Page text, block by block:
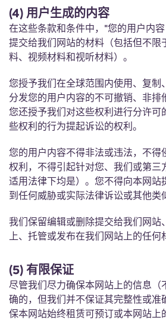
(4) 用户生成的内容
在这些条款和条件中，"您的用户内
提交给我们网站的材料（包括但不限
料、视频材料和视听材料）。
您授予我们在全球范围内使用、复制
分发您的用户内容的不可撤销、非排
您还授予我们对这些权利进行分许可
些权利的行为提起诉讼的权利。
您的用户内容不得非法或违法，不得
权利，不得引起针对您、我们或第三
适用法律下均是）。您不得向本网站
到任何威胁或实际法律诉讼或其他类
我们保留编辑或删除提交给我们网站
上、托管或发布在我们网站上的任何
(5) 有限保证
尽管我们尽力确保本网站上的信息（
确的，但我们并不保证其完整性或准
保本网站始终租赁可预订或本网站上